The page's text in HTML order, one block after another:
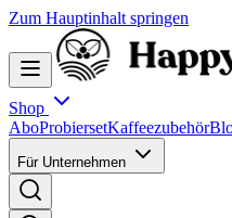
Zum Hauptinhalt springen
Shop
AboProbiersetKaffeezubehör
Für Unternehmen